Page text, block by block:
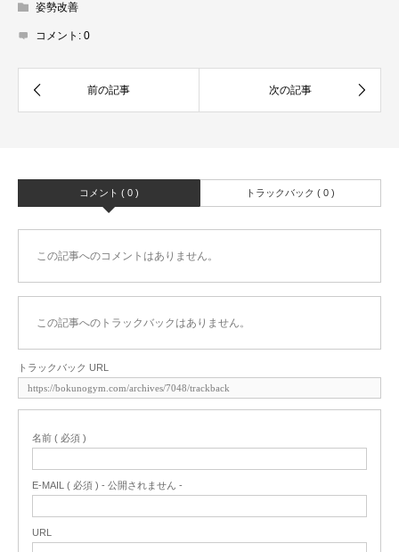
姿勢改善
コメント: 0
コメント ( 0 ) トラックバック ( 0 )
この記事へのコメントはありません。
この記事へのトラックバックはありません。
トラックバック URL
名前 ( 必須 )
E-MAIL ( 必須 ) - 公開されません -
URL